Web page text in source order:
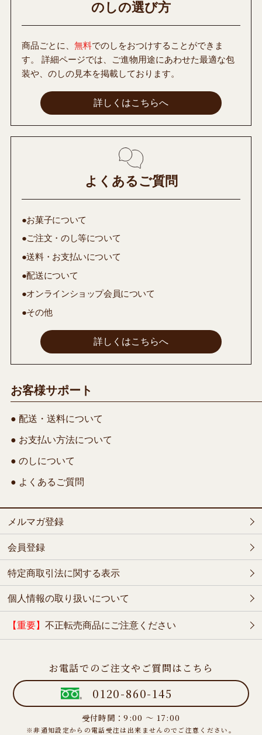
のしの選び方
商品ごとに、 無料でのしをおつけすることができま
す。 詳細ページでは、ご進物用途にあわせた最適な包
装や、のしの見本を掲載しております。
詳しくはこちらへ
よくあるご質問
●お菓子について
●ご注文・のし等について
●送料・お支払いについて
●配送について
●オンラインショップ会員について
●その他
詳しくはこちらへ
お客様サポート
● 配送・送料について
● お支払い方法について
● のしについて
● よくあるご質問
メルマガ登録
会員登録
特定商取引法に関する表示
個人情報の取り扱いについて
【重要】不正転売商品にご注意ください
お電話でのご注文やご質問はこちら
0120-860-145
受付時間：9:00 ～ 17:00
※非通知設定からの電話受注は出来ませんのでご注意ください。